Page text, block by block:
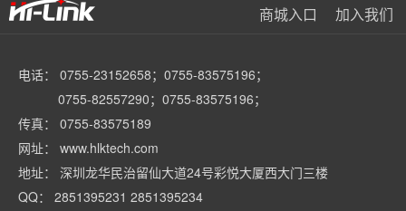
商城入口 加入我们
电话： 0755-23152658；0755-83575196；
0755-82557290；0755-83575196；
传真： 0755-83575189
网址： www.hlktech.com
地址： 深圳龙华民治留仙大道24号彩悦大厦西大门三楼
QQ： 2851395231 2851395234